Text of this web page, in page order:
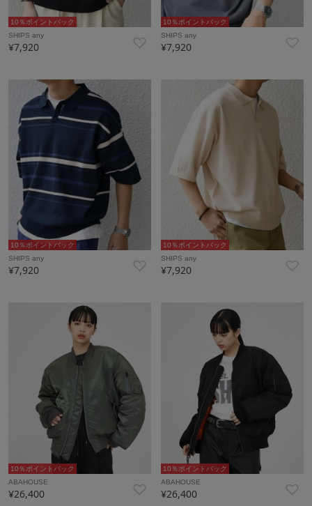
10％ポイントバック
SHIPS any
¥7,920
10％ポイントバック
SHIPS any
¥7,920
10％ポイントバック
SHIPS any
¥7,920
10％ポイントバック
SHIPS any
¥7,920
10％ポイントバック
ABAHOUSE
¥26,400
10％ポイントバック
ABAHOUSE
¥26,400